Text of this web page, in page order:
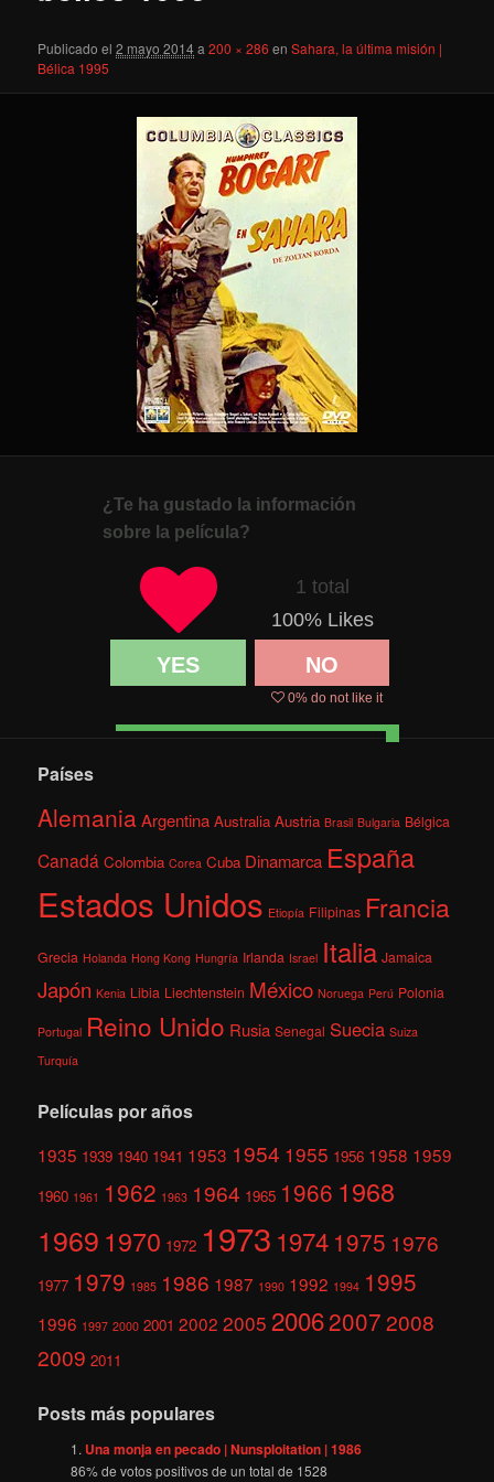
Publicado el 2 mayo 2014a200 × 286 enSahara, la última misión |
Bélica 1995
¿Te ha gustado la información
sobre la película?
1 total
100% Likes
YES NO
0% do not like it
Países
AlemaniaArgentina Australia Austria Brasil Bulgaria Bélgica
Canadá Colombia Corea Cuba Dinamarca España
Estados Unidos Etiopía Filipinas Francia
Grecia Holanda Hong Kong Hungría Irlanda Israel Italia Jamaica
Japón Kenia Libia Liechtenstein México Noruega Perú Polonia
Portugal Reino Unido Rusia Senegal Suecia Suiza
Turquía
Películas por años
1935 1939 1940 1941 1953 1954 1955 1956 1958 1959
1960 1961 1962 1963 1964 1965 1966 1968
1969 1970 1972 1973 1974 1975 1976
1977 1979 1985 1986 1987 1990 1992 1994 1995
1996 1997 2000 2001 2002 2005 200620072008
2009 2011
Posts más populares
Una monja en pecado | Nunsploitation | 1986
86% de votos positivos de un total de 1528